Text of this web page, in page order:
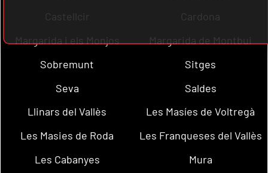
Castellcir
Cardona
Margarida i els Monjos
Margarida de Montbui
Sobremunt
Sitges
Seva
Saldes
Llinars del Vallès
Les Masíes de Voltregà
Les Masies de Roda
Les Franqueses del Vallès
Les Cabanyes
Mura